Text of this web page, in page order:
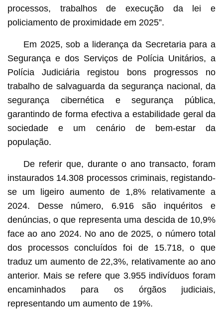
processos, trabalhos de execução da lei e
policiamento de proximidade em 2025”.
Em 2025, sob a liderança da Secretaria para a
Segurança e dos Serviços de Polícia Unitários, a
Polícia Judiciária registou bons progressos no
trabalho de salvaguarda da segurança nacional, da
segurança cibernética e segurança pública,
garantindo de forma efectiva a estabilidade geral da
sociedade e um cenário de bem-estar da
população.
De referir que, durante o ano transacto, foram
instaurados 14.308 processos criminais, registando-
se um ligeiro aumento de 1,8% relativamente a
2024. Desse número, 6.916 são inquéritos e
denúncias, o que representa uma descida de 10,9%
face ao ano 2024. No ano de 2025, o número total
dos processos concluídos foi de 15.718, o que
traduz um aumento de 22,3%, relativamente ao ano
anterior. Mais se refere que 3.955 indivíduos foram
encaminhados para os órgãos judiciais,
representando um aumento de 19%.